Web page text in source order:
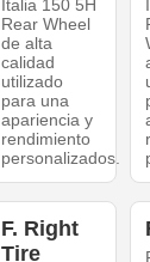
Italia 150 5H
Rear Wheel
de alta
calidad
utilizado
para una
apariencia y
rendimiento
personalizados.
F. Right
Tire